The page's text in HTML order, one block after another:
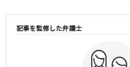
記事を監修した弁護士